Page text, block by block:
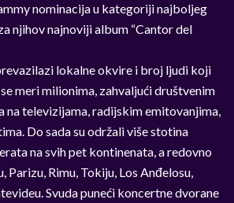
nominacija u kategoriji najboljeg
njihov najnoviji album “Cantor del
lokalne okvire i broj ljudi koji
meri milionima, zahvaljući društvenim
na televizijama, radijskim emitovanjima,
Do sada su održali više stotina
na svih pet kontinenata, a redovno
Parizu, Rimu, Tokiju, Los Anđelosu,
Svuda puneći koncertne dvorane